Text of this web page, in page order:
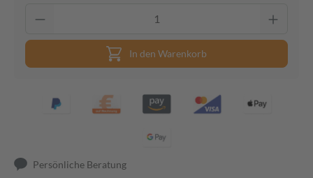
In den Warenkorb
Persönliche Beratung